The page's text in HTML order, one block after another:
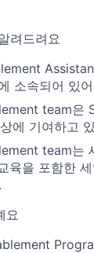
려드려요
소속되어 있
team은
에 기여하고
team는
육을 포함한
요